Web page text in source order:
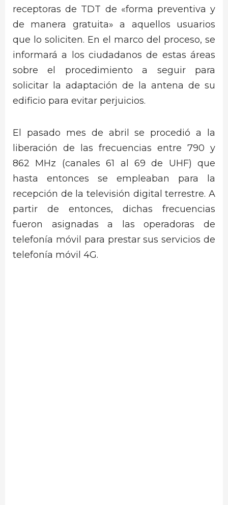
receptoras de TDT de «forma preventiva y
de manera gratuita» a aquellos usuarios
que lo soliciten. En el marco del proceso, se
informará a los ciudadanos de estas áreas
sobre el procedimiento a seguir para
solicitar la adaptación de la antena de su
edificio para evitar perjuicios.
El pasado mes de abril se procedió a la
liberación de las frecuencias entre 790 y
862 MHz (canales 61 al 69 de UHF) que
hasta entonces se empleaban para la
recepción de la televisión digital terrestre. A
partir de entonces, dichas frecuencias
fueron asignadas a las operadoras de
telefonía móvil para prestar sus servicios de
telefonía móvil 4G.